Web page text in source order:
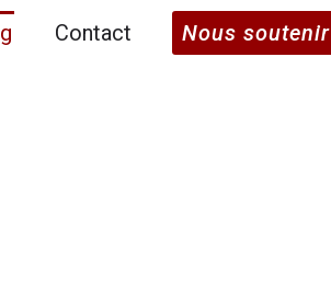
Contact Nous soutenir